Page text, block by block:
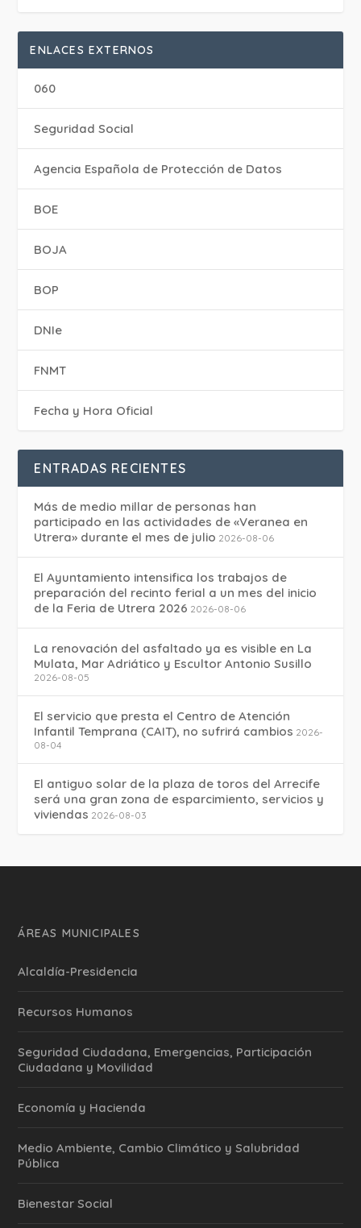
ENLACES EXTERNOS
060
Seguridad Social
Agencia Española de Protección de Datos
BOE
BOJA
BOP
DNIe
FNMT
Fecha y Hora Oficial
ENTRADAS RECIENTES
Más de medio millar de personas han
participado en las actividades de «Veranea en
Utrera» durante el mes de julio 2026-08-06
El Ayuntamiento intensifica los trabajos de
preparación del recinto ferial a un mes del inicio
de la Feria de Utrera 2026 2026-08-06
La renovación del asfaltado ya es visible en La
Mulata, Mar Adriático y Escultor Antonio Susillo
2026-08-05
El servicio que presta el Centro de Atención
Infantil Temprana (CAIT), no sufrirá cambios 2026-
08-04
El antiguo solar de la plaza de toros del Arrecife
será una gran zona de esparcimiento, servicios y
viviendas 2026-08-03
ÁREAS MUNICIPALES
Alcaldía-Presidencia
Recursos Humanos
Seguridad Ciudadana, Emergencias, Participación
Ciudadana y Movilidad
Economía y Hacienda
Medio Ambiente, Cambio Climático y Salubridad
Pública
Bienestar Social